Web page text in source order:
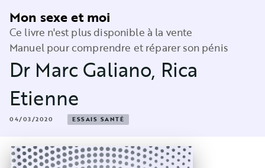
Mon sexe et moi
Ce livre n'est plus disponible à la vente
Manuel pour comprendre et réparer son pénis
Dr Marc Galiano, Rica
Etienne
04/03/2020 ESSAIS SANTÉ